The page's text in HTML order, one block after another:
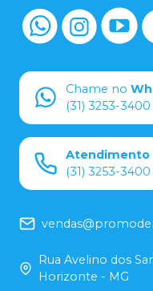
Chame no
(31) 3253-3400
Atendimento
(31) 3253-3400
Rua Avelino dos
Horizonte - MG